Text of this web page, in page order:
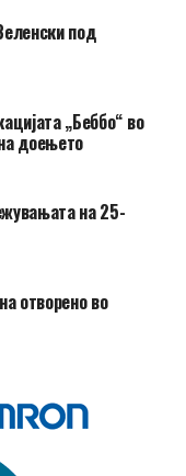
под
„Беббо“ во
доењето
на 25-
отворено во